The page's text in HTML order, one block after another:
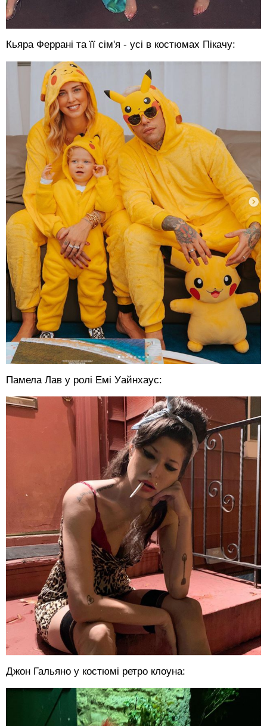
Кьяра Феррані та її сім'я - усі в костюмах Пікачу:
Памела Лав у ролі Емі Уайнхаус:
Джон Гальяно у костюмі ретро клоуна: